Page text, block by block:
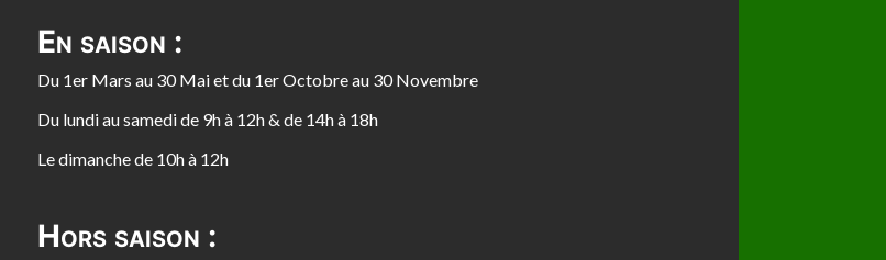
En saison :
Du 1er Mars au 30 Mai et du 1er Octobre au 30 Novembre
Du lundi au samedi de 9h à 12h & de 14h à 18h
Le dimanche de 10h à 12h
Hors saison :